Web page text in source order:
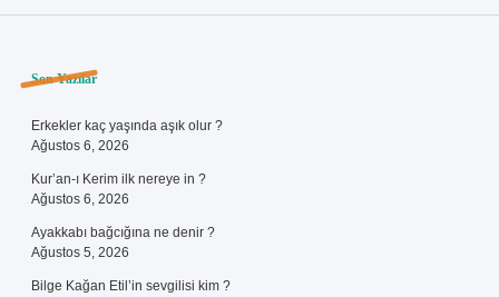
Sidebar
Son Yazılar
Erkekler kaç yaşında aşık olur ?
Ağustos 6, 2026
Kur’an-ı Kerim ilk nereye in ?
Ağustos 6, 2026
Ayakkabı bağcığına ne denir ?
Ağustos 5, 2026
Bilge Kağan Etil’in sevgilisi kim ?